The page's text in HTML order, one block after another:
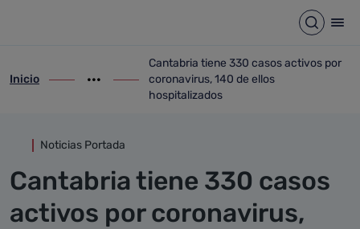
Abrir
ir-a inicio
Inicio
Mostrar opciones del camino de migas
ir-a Cantabria tiene 330 casos activos
Cantabria tiene 330 casos activos por
coronavirus, 140 de ellos
hospitalizados
Noticias Portada
Cantabria tiene 330 casos
activos por coronavirus,